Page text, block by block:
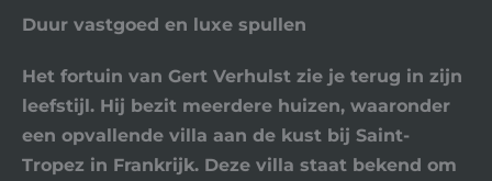
Duur vastgoed en luxe spullen
Het fortuin van Gert Verhulst zie je terug in zijn
leefstijl. Hij bezit meerdere huizen, waaronder
een opvallende villa aan de kust bij Saint-
Tropez in Frankrijk. Deze villa staat bekend om